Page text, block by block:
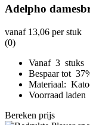
Adelpho
vanaf 13,06 per stuk
(0)
Vanaf 3 stuks
Bespaar tot
Materiaal:
Voorraad laden
Bereken prijs